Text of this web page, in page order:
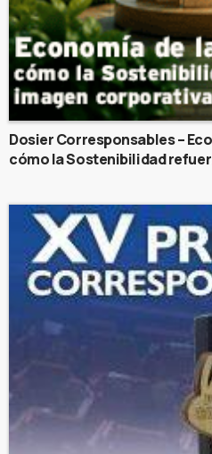
Dosier Corresponsables –
cómo la Sostenibilidad